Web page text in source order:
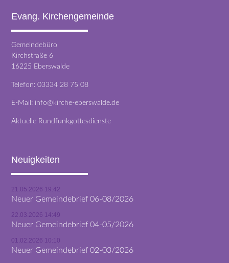
Evang. Kirchengemeinde
Gemeindebüro
Kirchstraße 6
16225 Eberswalde
Telefon:03334 28 75 08
E-Mail: info@kirche-eberswalde.de
Aktuelle Rundfunkgottesdienste
Neuigkeiten
21.05.2026 19:42
Neuer Gemeindebrief 06-08/2026
22.03.2026 14:49
Neuer Gemeindebrief 04-05/2026
01.02.2026 10:10
Neuer Gemeindebrief 02-03/2026